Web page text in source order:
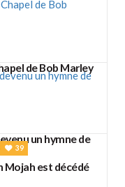
de Bob Marley
un hymne de
39
Mojah est décédé